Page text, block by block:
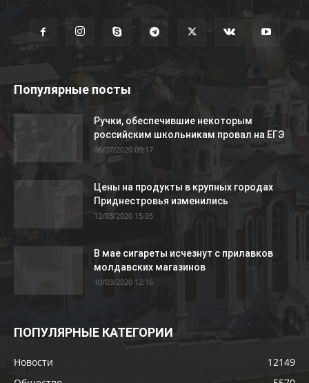
Популярные посты
Ручки, обеспечившие некоторым
российским школьникам провал на ЕГЭ
06/07/2020 09:17
Цены на продукты в крупных городах
Приднестровья изменились
12/03/2020 15:05
В мае сигареты исчезнут с прилавков
молдавских магазинов
10/03/2020 12:16
ПОПУЛЯРНЫЕ КАТЕГОРИИ
Новости
12149